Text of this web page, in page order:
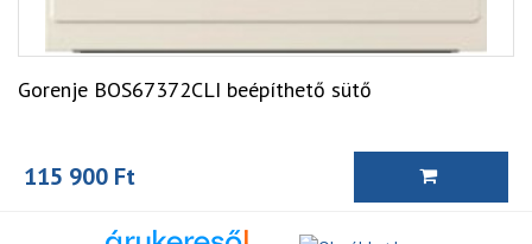
Gorenje BOS67372CLI beépíthető sütő
115 900 Ft